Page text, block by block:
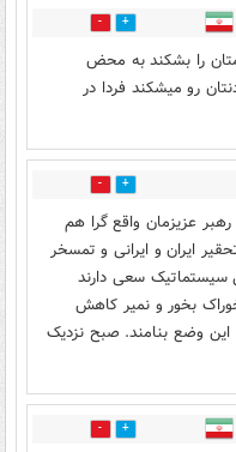
7
را بشکند به محض
رو میشکند فردا در
6
رهبر عزیزمان واقع گرا هم
ایران و ایرانی و تمسخر
سیستماتیک سعی دارند
بخور و نمیر کاهش
این وضع بنامند. صبح نزدیک
6